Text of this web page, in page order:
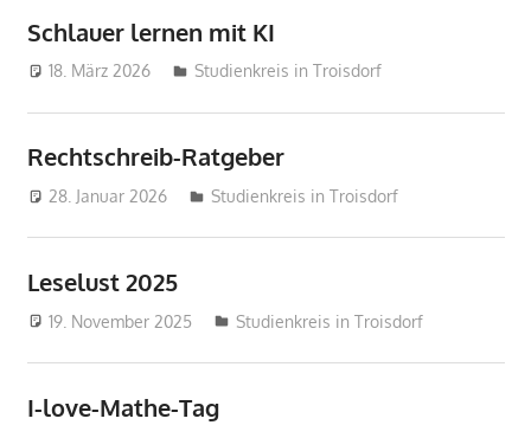
Schlauer lernen mit KI
18. März 2026 treffpunkt
Studienkreis in Troisdorf
Rechtschreib-Ratgeber
28. Januar 2026 treffpunkt
Studienkreis in Troisdorf
Leselust 2025
19. November 2025 treffpunkt
Studienkreis in Troisdorf
I-love-Mathe-Tag